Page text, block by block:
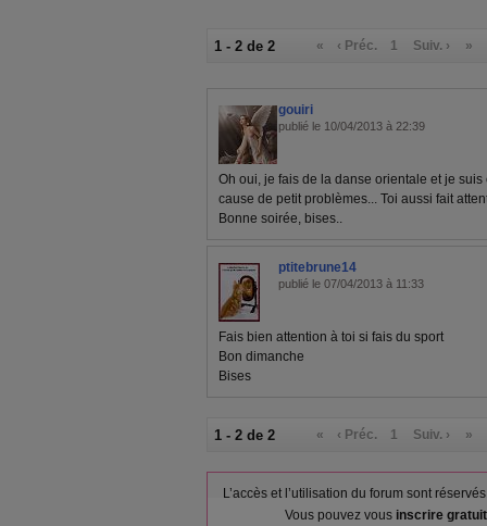
1 - 2 de 2 « ‹ Préc. 1 Suiv. › »
gouiri
publié le 10/04/2013 à 22:39
Oh oui, je fais de la danse orientale et je
cause de petit problèmes... Toi aussi fait
Bonne soirée, bises..
ptitebrune14
publié le 07/04/2013 à 11:33
Fais bien attention à toi si fais du sport
Bon dimanche
Bises
1 - 2 de 2 « ‹ Préc. 1 Suiv. › »
L’accès et l’utilisation du forum sont
Vous pouvez vous inscrire